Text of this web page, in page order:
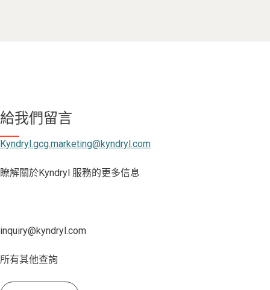
給我們留言
Kyndryl.gcg.marketing@kyndryl.com
瞭解關於Kyndryl 服務的更多信息
inquiry@kyndryl.com
所有其他查詢